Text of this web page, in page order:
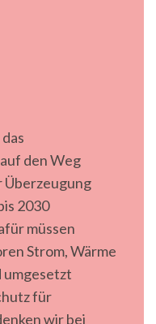
den Weg
Überzeugung
2030
müssen
Strom, Wärme
umgesetzt
für
wir bei